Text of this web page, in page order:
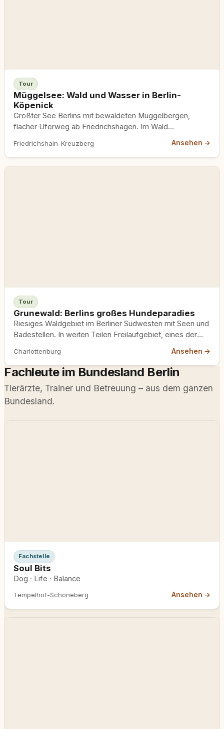
Tour
Müggelsee: Wald und Wasser in Berlin-
Köpenick
Größter See Berlins mit bewaldeten Müggelbergen,
flacher Uferweg ab Friedrichshagen. Im Wald
Friedrichshain-Kreuzberg Ansehen →
Tour
Grunewald: Berlins großes Hundeparadies
Riesiges Waldgebiet im Berliner Südwesten mit Seen und
Badestellen. In weiten Teilen Freilaufgebiet, eines der
Charlottenburg Ansehen →
Fachleute im Bundesland Berlin
Tierärzte, Trainer und Betreuung – aus dem ganzen
Bundesland.
Fachstelle
Soul Bits
Dog · Life · Balance
Tempelhof-Schöneberg Ansehen →